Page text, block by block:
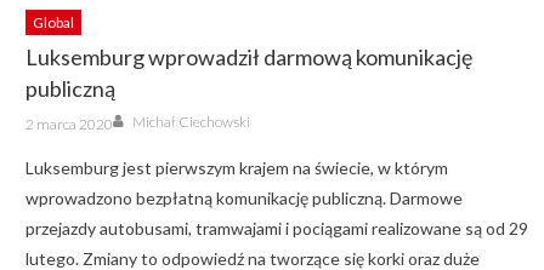
Global
Luksemburg wprowadził darmową komunikację
publiczną
Posted
on
2 marca 2020 Author
Michał Ciechowski
Luksemburg jest pierwszym krajem na świecie, w którym
wprowadzono bezpłatną komunikację publiczną. Darmowe
przejazdy autobusami, tramwajami i pociągami realizowane są od 29
lutego. Zmiany to odpowiedź na tworzące się korki oraz duże